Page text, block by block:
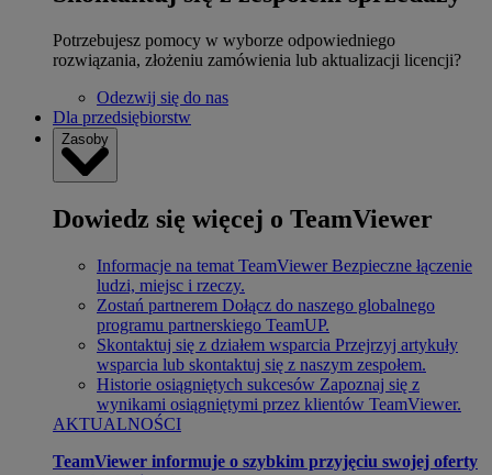
Potrzebujesz pomocy w wyborze odpowiedniego
rozwiązania, złożeniu zamówienia lub aktualizacji licencji?
Odezwij się do nas
Dla przedsiębiorstw
Zasoby
Dowiedz się więcej o TeamViewer
Informacje na temat TeamViewer Bezpieczne łączenie
ludzi, miejsc i rzeczy.
Zostań partnerem Dołącz do naszego globalnego
programu partnerskiego TeamUP.
Skontaktuj się z działem wsparcia Przejrzyj artykuły
wsparcia lub skontaktuj się z naszym zespołem.
Historie osiągniętych sukcesów Zapoznaj się z
wynikami osiągniętymi przez klientów TeamViewer.
AKTUALNOŚCI
TeamViewer informuje o szybkim przyjęciu swojej oferty